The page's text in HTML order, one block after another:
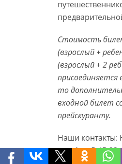
Стоимость
(взрослый +
(взрослый + 2
присоединяется
то
входной билет
прейскуранту.
Наши контакты:
телефон 5-45-33